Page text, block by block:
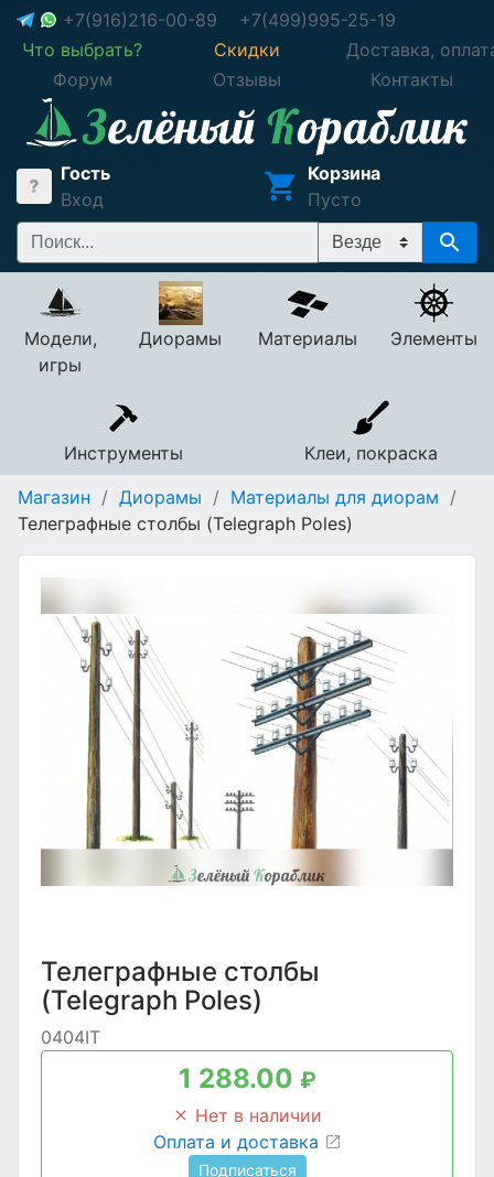
+7(916)216-00-89
+7(499)995-25-19
Что выбрать?
Скидки
Доставка,
Форум
Отзывы Контакты
Гость
Вход
Корзина
Пусто
Модели,
игры
Диорамы Материалы Элементы
Инструменты
Клеи, покраска
Магазин / Диорамы / Материалы для диорам /
Телеграфные столбы (Telegraph Poles)
Телеграфные столбы
(Telegraph Poles)
0404IT
1 288.00 ₽
Нет в наличии
Оплата и доставка
Подписаться